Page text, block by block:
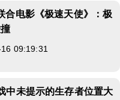
合电影《极速天使》：极
09:19:31
中未提示的生存者位置大